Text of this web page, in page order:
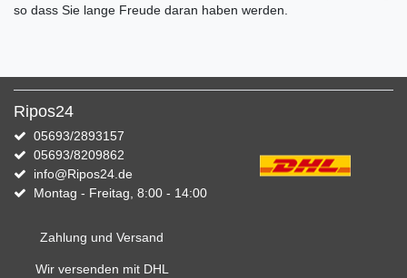
so dass Sie lange Freude daran haben werden.
Ripos24
05693/2893157
05693/8209862
info@Ripos24.de
Montag - Freitag, 8:00 - 14:00
Zahlung und Versand
Wir versenden mit DHL